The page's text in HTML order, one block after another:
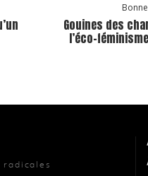
Gouines des
l’éco-
radicales